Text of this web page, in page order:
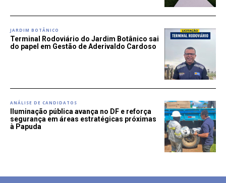
JARDIM BOTÂNICO
Terminal Rodoviário do Jardim Botânico sai
do papel em Gestão de Aderivaldo Cardoso
ANÁLISE DE CANDIDATOS
Iluminação pública avança no DF e reforça
segurança em áreas estratégicas próximas
à Papuda